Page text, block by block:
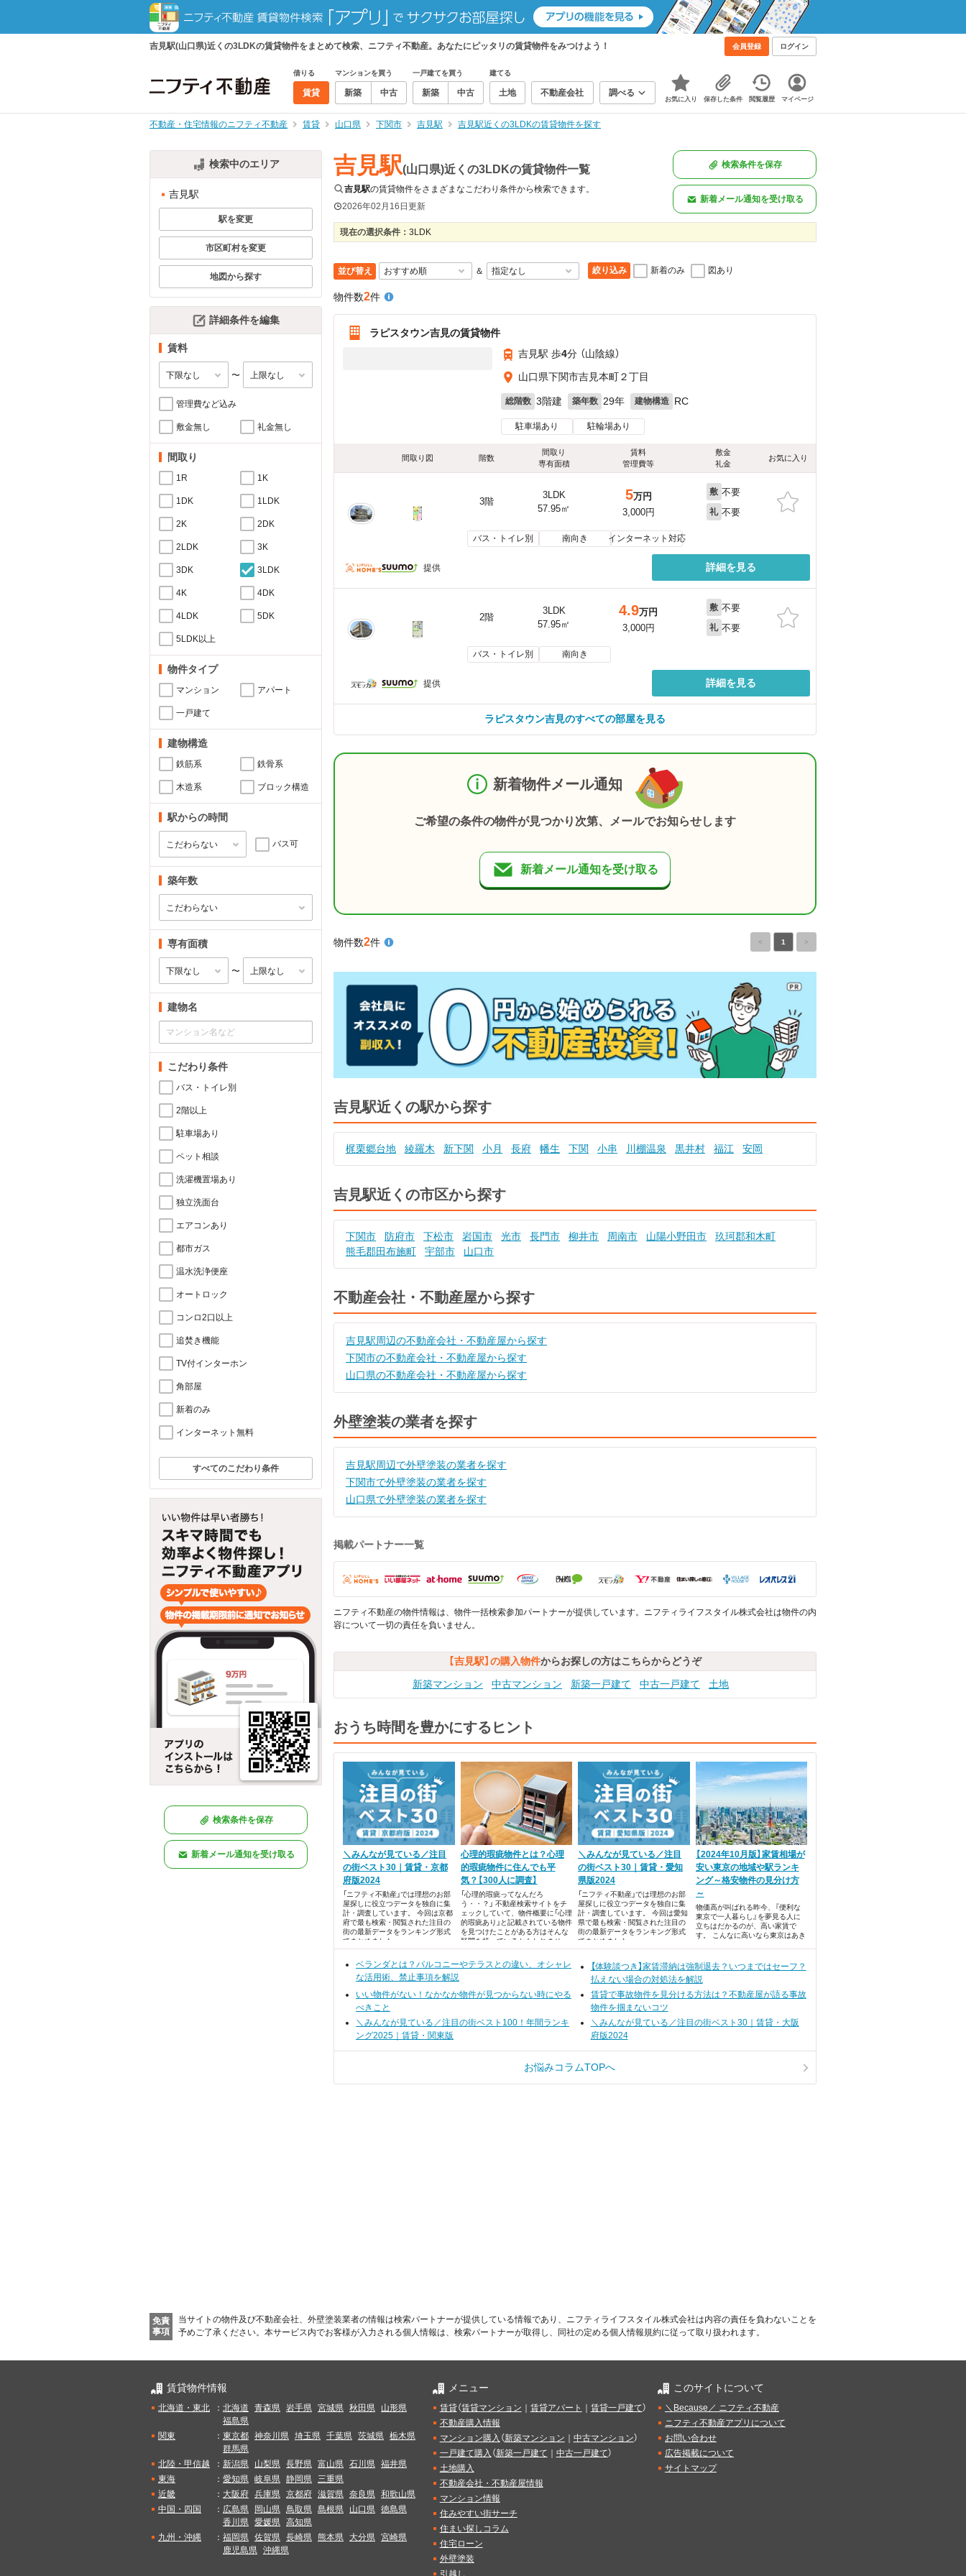
吉見駅(山口県)近くの3LDKの賃貸物件をまとめて検索、ニフティ不動産。あなたにピッタリの賃貸物件をみつけよう！ 会員登録 ログイン
借りる
賃貸
マンションを買う
新築 中古
一戸建てを買う
新築 中古
建てる
土地 不動産会社 調べる
お気に入り 保存した条件 閲覧履歴 マイページ
不動産・住宅情報のニフティ不動産 賃貸 山口県 下関市 吉見駅 吉見駅近くの3LDKの賃貸物件を探す
検索中のエリア
吉見駅
駅を変更
市区町村を変更
地図から探す
詳細条件を編集
賃料
〜
管理費など込み
敷金無し 礼金無し
間取り
1R 1K
1DK 1LDK
2K 2DK
2LDK 3K
3DK 3LDK
4K 4DK
4LDK 5DK
5LDK以上
物件タイプ
マンション アパート
一戸建て
建物構造
鉄筋系 鉄骨系
木造系 ブロック構造
駅からの時間
バス可
築年数
専有面積
〜
建物名
こだわり条件
バス・トイレ別
2階以上
駐車場あり
ペット相談
洗濯機置場あり
独立洗面台
エアコンあり
都市ガス
温水洗浄便座
オートロック
コンロ2口以上
追焚き機能
TV付インターホン
角部屋
新着のみ
インターネット無料
すべてのこだわり条件
検索条件を保存
新着メール通知を受け取る
吉見駅(山口県)近くの3LDKの賃貸物件一覧
吉見駅の賃貸物件をさまざまなこだわり条件から検索できます。
2026年02月16日更新
検索条件を保存
新着メール通知を受け取る
現在の選択条件： 3LDK
並び替え ＆ 絞り込み 新着のみ 図あり
物件数2件
ラピスタウン吉見の賃貸物件
吉見駅 歩4分 （山陰線）
山口県下関市吉見本町２丁目
総階数 3階建 築年数 29年 建物構造 RC
駐車場あり 駐輪場あり
間取り図 階数
間取り
専有面積
賃料
管理費等
敷金
礼金
お気に入り
3階
3LDK
57.95㎡
5万円
3,000円
敷 不要
礼 不要
バス・トイレ別 南向き インターネット対応
提供 詳細を見る
2階
3LDK
57.95㎡
4.9万円
3,000円
敷 不要
礼 不要
バス・トイレ別 南向き
提供 詳細を見る
ラピスタウン吉見のすべての部屋を見る
新着物件メール通知
ご希望の条件の物件が見つかり次第、メールでお知らせします
新着メール通知を受け取る
物件数2件 < 1 >
吉見駅近くの駅から探す
梶栗郷台地 綾羅木 新下関 小月 長府 幡生 下関 小串 川棚温泉 黒井村 福江 安岡
吉見駅近くの市区から探す
下関市 防府市 下松市 岩国市 光市 長門市 柳井市 周南市 山陽小野田市
玖珂郡和木町
熊毛郡田布施町
宇部市 山口市
不動産会社・不動産屋から探す
吉見駅周辺の不動産会社・不動産屋から探す
下関市の不動産会社・不動産屋から探す
山口県の不動産会社・不動産屋から探す
外壁塗装の業者を探す
吉見駅周辺で外壁塗装の業者を探す
下関市で外壁塗装の業者を探す
山口県で外壁塗装の業者を探す
掲載パートナー一覧
ニフティ不動産の物件情報は、物件一括検索参加パートナーが提供しています。ニフティライフスタイル株式会社は物件の内
容について一切の責任を負いません。
【吉見駅】の購入物件からお探しの方はこちらからどうぞ
新築マンション
中古マンション 新築一戸建て 中古一戸建て 土地
おうち時間を豊かにするヒント
＼みんなが見ている／注目
の街ベスト30｜賃貸・京都
府版2024
「ニフティ不動産」では理想のお部
屋探しに役立つデータを独自に集
計・調査しています。 今回は京都
府で最も検索・閲覧された注目の
街の最新データをランキング形式
でまとめました。
心理的瑕疵物件とは？心理
的瑕疵物件に住んでも平
気？【300人に調査】
「心理的瑕疵ってなんだろ
う・・？」 不動産検索サイトをチ
ェックしていて、物件概要に「心理
的瑕疵あり」と記載されている物件
を見つけたことがある方はそんな
疑問を持っているかもしれませ
ん。 心理的瑕疵はきちんと理解し
ていないと、後で悔やむことにな
るかもしれないということを知っ
＼みんなが見ている／注目
の街ベスト30｜賃貸・愛知
県版2024
「ニフティ不動産」では理想のお部
屋探しに役立つデータを独自に集
計・調査しています。 今回は愛知
県で最も検索・閲覧された注目の
街の最新データをランキング形式
でまとめました。
【2024年10月版】家賃相場が
安い東京の地域や駅ランキ
ング～格安物件の見分け方
～
物価高が叫ばれる昨今、『便利な
東京で一人暮らし』を夢見る人に
立ちはだかるのが、高い家賃で
す。 こんなに高いなら東京はあき
家賃が高いイメージがあります
が、コツを掴んで探せば、安い家
賃で賃貸物件を見つけられるんで
す。
ベランダとは？バルコニーやテラスとの違い、オシャレ
な活用術、禁止事項を解説
【体験談つき】家賃滞納は強制退去？いつまではセーフ？
払えない場合の対処法を解説
いい物件がない！なかなか物件が見つからない時にやる
べきこと
賃貸で事故物件を見分ける方法は？不動産屋が語る事故
物件を掴まないコツ
＼みんなが見ている／注目の街ベスト100！年間ランキ
ング2025｜賃貸・関東版
＼みんなが見ている／注目の街ベスト30｜賃貸・大阪
府版2024
お悩みコラムTOPへ
免責
事項
当サイトの物件及び不動産会社、外壁塗装業者の情報は検索パートナーが提供している情報であり、ニフティライフスタイル株式会社は内容の責任を負わないことを
予めご了承ください。 本サービス内でお客様が入力される個人情報は、検索パートナーが取得し、同社の定める個人情報規約に従って取り扱われます。
賃貸物件情報
北海道・東北 ： 北海道 青森県 岩手県 宮城県 秋田県
山形県
福島県
関東
： 東京都 神奈川県 埼玉県 千葉県 茨城県 栃木県
群馬県
北陸・甲信越
： 新潟県 山梨県 長野県 富山県 石川県 福井県
東海
： 愛知県 岐阜県 静岡県 三重県
近畿
： 大阪府 兵庫県 京都府 滋賀県 奈良県 和歌山県
中国・四国
： 広島県 岡山県 鳥取県 島根県 山口県 徳島県
香川県 愛媛県 高知県
九州・沖縄
： 福岡県 佐賀県 長崎県 熊本県 大分県 宮崎県
鹿児島県 沖縄県
メニュー
賃貸（賃貸マンション 賃貸アパート 賃貸一戸建て）
不動産購入情報
マンション購入 （新築マンション 中古マンション）
一戸建て購入 （新築一戸建て 中古一戸建て）
土地購入
不動産会社・不動産屋情報
マンション情報
住みやすい街サーチ
住まい探しコラム
住宅ローン
外壁塗装
このサイトについて
＼Because／ ニフティ不動産
ニフティ不動産アプリについて
お問い合わせ
広告掲載について
サイトマップ